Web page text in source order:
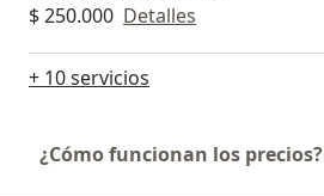
$ 250.000 Detalles
+ 10 servicios
¿Cómo funcionan los precios?